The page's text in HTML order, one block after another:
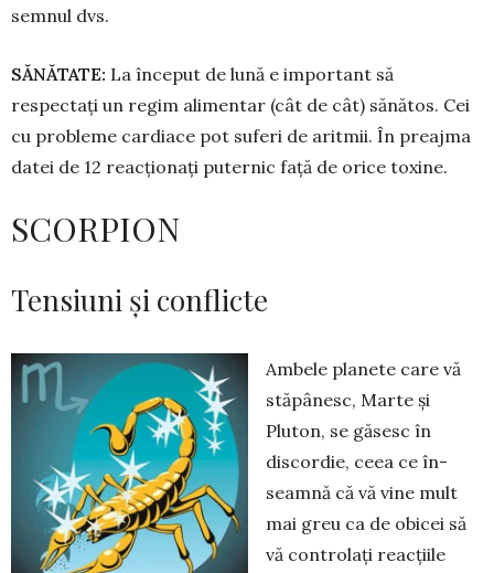
semnul dvs.
SĂNĂTATE: La început de lună e important să
respectați un regim alimentar (cât de cât) sănătos. Cei
cu probleme cardiace pot suferi de aritmii. În preajma
datei de 12 reacționați pu­ternic față de orice toxine.
SCORPION
Tensiuni și conflicte
Ambele planete care vă
stăpânesc, Marte și
Pluton, se găsesc în
discordie, ceea ce în­
seamnă că vă vine mult
mai greu ca de obicei să
vă controlați reacțiile